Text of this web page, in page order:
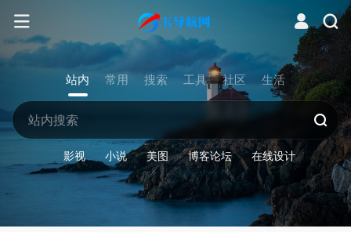
站内 常用 搜索 工具 社区 生活
影视 小说 美图 博客论坛 在线设计